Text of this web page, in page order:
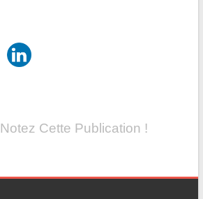
Notez Cette Publication !